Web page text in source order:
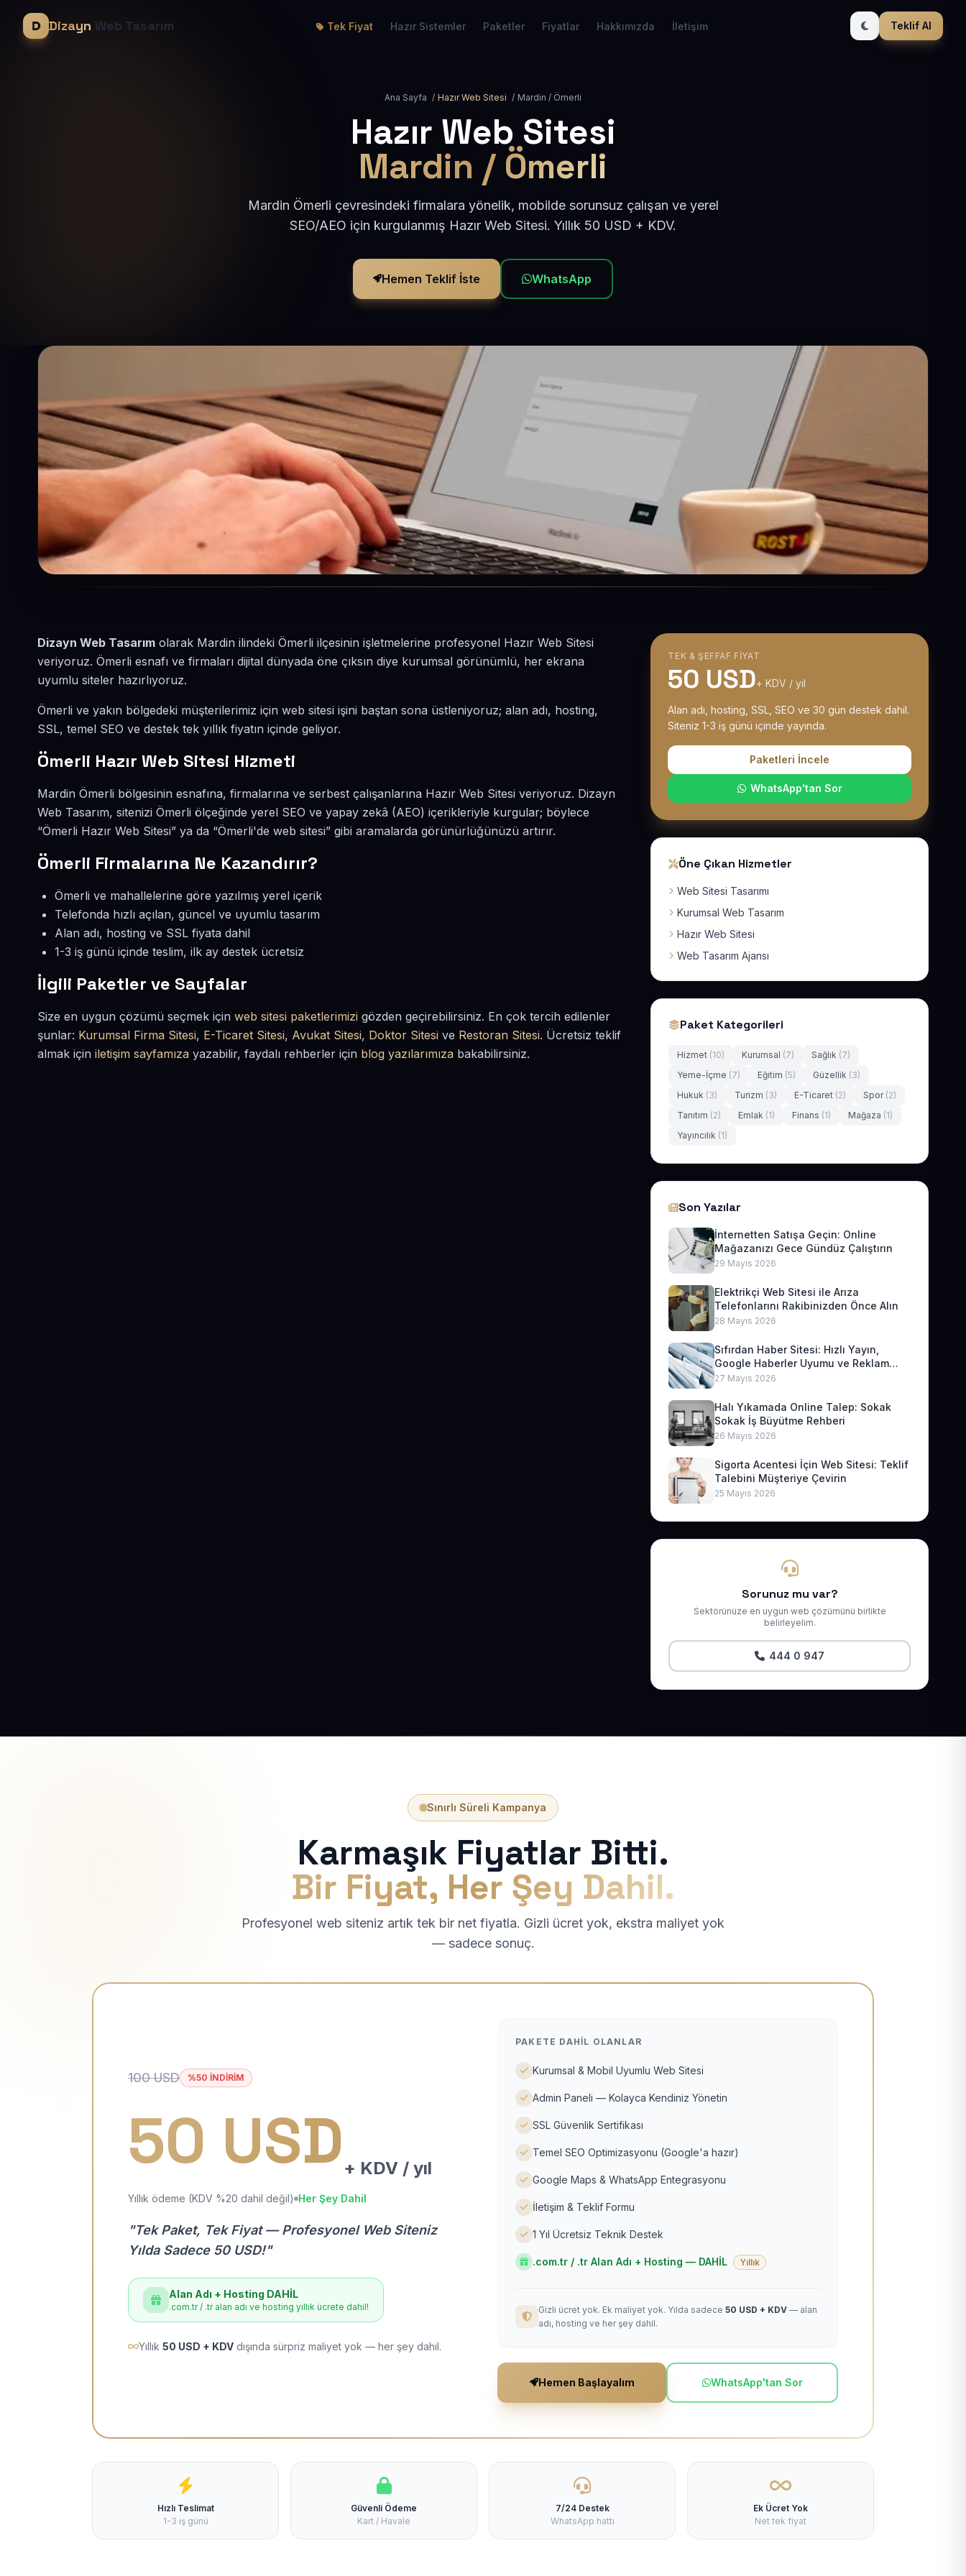
Dizayn Web Tasarım Tek Fiyat Hazır Sistemler Paketler Fiyatlar Hakkımızda İletişim Teklif Al
Ana Sayfa / Hazır Web Sitesi / Mardin / Ömerli
Hazır Web Sitesi
Mardin / Ömerli
Mardin Ömerli çevresindeki firmalara yönelik, mobilde sorunsuz çalışan ve yerel
SEO/AEO için kurgulanmış Hazır Web Sitesi. Yıllık 50 USD + KDV.
Hemen Teklif İste WhatsApp
Dizayn Web Tasarım olarak Mardin ilindeki Ömerli ilçesinin işletmelerine profesyonel Hazır Web Sitesi
veriyoruz. Ömerli esnafı ve firmaları dijital dünyada öne çıksın diye kurumsal görünümlü, her ekrana
uyumlu siteler hazırlıyoruz.
Ömerli ve yakın bölgedeki müşterilerimiz için web sitesi işini baştan sona üstleniyoruz; alan adı, hosting,
SSL, temel SEO ve destek tek yıllık fiyatın içinde geliyor.
Ömerli Hazır Web Sitesi Hizmeti
Mardin Ömerli bölgesinin esnafına, firmalarına ve serbest çalışanlarına Hazır Web Sitesi veriyoruz. Dizayn
Web Tasarım, sitenizi Ömerli ölçeğinde yerel SEO ve yapay zekâ (AEO) içerikleriyle kurgular; böylece
“Ömerli Hazır Web Sitesi” ya da “Ömerli'de web sitesi” gibi aramalarda görünürlüğünüzü artırır.
Ömerli Firmalarına Ne Kazandırır?
Ömerli ve mahallelerine göre yazılmış yerel içerik
Telefonda hızlı açılan, güncel ve uyumlu tasarım
Alan adı, hosting ve SSL fiyata dahil
1-3 iş günü içinde teslim, ilk ay destek ücretsiz
İlgili Paketler ve Sayfalar
Size en uygun çözümü seçmek için web sitesi paketlerimizi gözden geçirebilirsiniz. En çok tercih edilenler
şunlar: Kurumsal Firma Sitesi, E-Ticaret Sitesi, Avukat Sitesi, Doktor Sitesi ve Restoran Sitesi. Ücretsiz teklif
almak için iletişim sayfamıza yazabilir, faydalı rehberler için blog yazılarımıza bakabilirsiniz.
TEK & ŞEFFAF FIYAT
50 USD+ KDV / yıl
Alan adı, hosting, SSL, SEO ve 30 gün destek dahil.
Siteniz 1-3 iş günü içinde yayında.
Paketleri İncele
WhatsApp'tan Sor
Öne Çıkan Hizmetler
Web Sitesi Tasarımı
Kurumsal Web Tasarım
Hazır Web Sitesi
Web Tasarım Ajansı
Paket Kategorileri
Hizmet (10) Kurumsal (7) Sağlık (7)
Yeme-İçme (7) Eğitim (5) Güzellik (3)
Hukuk (3) Turizm (3) E-Ticaret (2) Spor (2)
Tanıtım (2) Emlak (1) Finans (1) Mağaza (1)
Yayıncılık (1)
Son Yazılar
İnternetten Satışa Geçin: Online
Mağazanızı Gece Gündüz Çalıştırın
29 Mayıs 2026
Elektrikçi Web Sitesi ile Arıza
Telefonlarını Rakibinizden Önce Alın
28 Mayıs 2026
Sıfırdan Haber Sitesi: Hızlı Yayın,
Google Haberler Uyumu ve Reklam
Geliri
27 Mayıs 2026
Halı Yıkamada Online Talep: Sokak
Sokak İş Büyütme Rehberi
26 Mayıs 2026
Sigorta Acentesi İçin Web Sitesi: Teklif
Talebini Müşteriye Çevirin
25 Mayıs 2026
Sorunuz mu var?
Sektörünüze en uygun web çözümünü birlikte
belirleyelim.
444 0 947
Sınırlı Süreli Kampanya
Karmaşık Fiyatlar Bitti.
Bir Fiyat, Her Şey Dahil.
Profesyonel web siteniz artık tek bir net fiyatla. Gizli ücret yok, ekstra maliyet yok
— sadece sonuç.
100 USD %50 İNDİRİM
50 USD + KDV / yıl
Yıllık ödeme (KDV %20 dahil değil) Her Şey Dahil
"Tek Paket, Tek Fiyat — Profesyonel Web Siteniz
Yılda Sadece 50 USD!"
Alan Adı + Hosting DAHİL
.com.tr / .tr alan adı ve hosting yıllık ücrete dahil!
Yıllık 50 USD + KDV dışında sürpriz maliyet yok — her şey dahil.
PAKETE DAHIL OLANLAR
Kurumsal & Mobil Uyumlu Web Sitesi
Admin Paneli — Kolayca Kendiniz Yönetin
SSL Güvenlik Sertifikası
Temel SEO Optimizasyonu (Google'a hazır)
Google Maps & WhatsApp Entegrasyonu
İletişim & Teklif Formu
1 Yıl Ücretsiz Teknik Destek
.com.tr / .tr Alan Adı + Hosting — DAHİL Yıllık
Gizli ücret yok. Ek maliyet yok. Yılda sadece 50 USD + KDV — alan
adı, hosting ve her şey dahil.
Hemen Başlayalım WhatsApp'tan Sor
Hızlı Teslimat
1-3 iş günü
Güvenli Ödeme
Kart / Havale
7/24 Destek
WhatsApp hattı
Ek Ücret Yok
Net tek fiyat